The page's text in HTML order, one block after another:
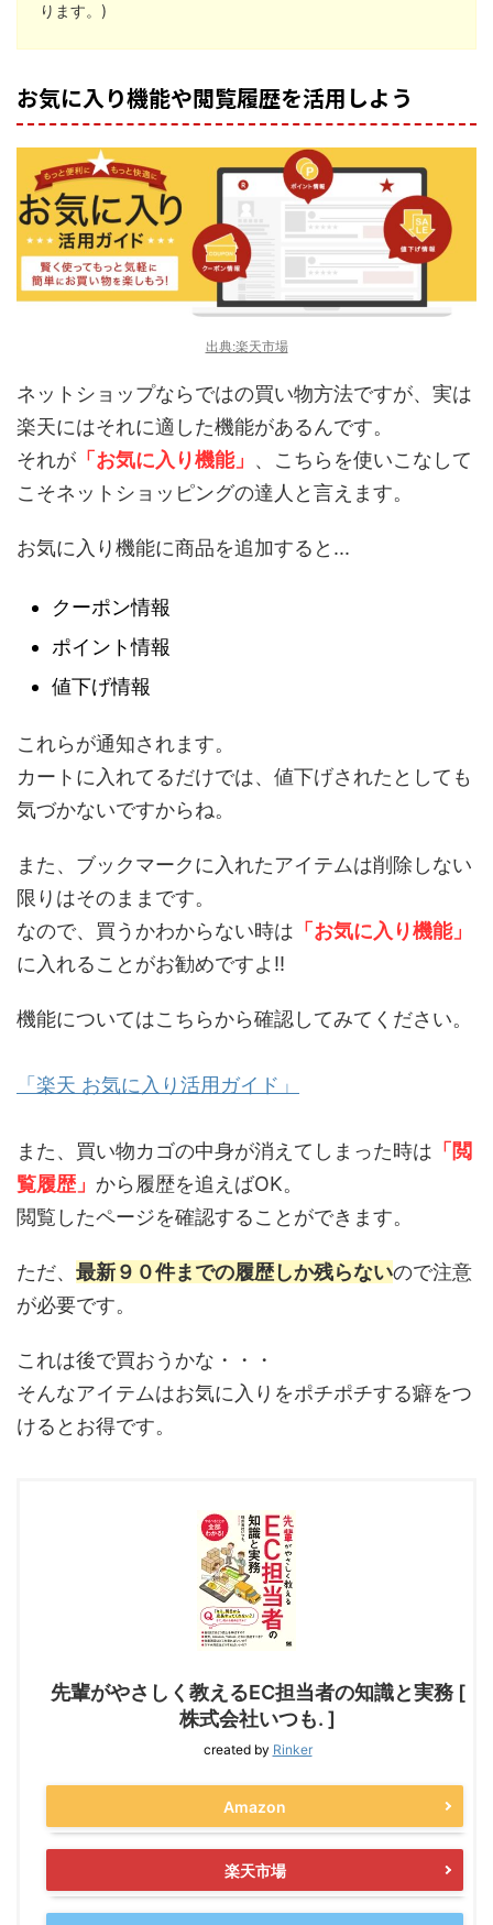
ります。)
お気に入り機能や閲覧履歴を活用しよう
出典:楽天市場
ネットショップならではの買い物方法ですが、実は
楽天にはそれに適した機能があるんです。
それが 「お気に入り機能」 、こちらを使いこなして
こそネットショッピングの達人と言えます。
お気に入り機能に商品を追加すると...
クーポン情報
ポイント情報
値下げ情報
これらが通知されます。
カートに入れてるだけでは、値下げされたとしても
気づかないですからね。
また、ブックマークに入れたアイテムは削除しない
限りはそのままです。
なので、買うかわからない時は 「お気に入り機能」
に入れることがお勧めですよ!!
機能についてはこちらから確認してみてください。
「楽天 お気に入り活用ガイド」
また、買い物カゴの中身が消えてしまった時は 「閲
覧履歴」 から履歴を追えばOK。
閲覧したページを確認することができます。
ただ、 最新９０件までの履歴しか残らないので注意
が必要です。
これは後で買おうかな・・・
そんなアイテムはお気に入りをポチポチする癖をつ
けるとお得です。
先輩がやさしく教えるEC担当者の知識と実務 [
株式会社いつも. ]
created by Rinker
Amazon
楽天市場